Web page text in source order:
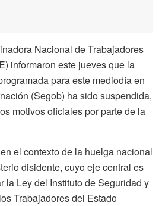
Nacional de Trabajadores
informaron este jueves que la
para este mediodía en
(Segob) ha sido suspendida,
motivos oficiales por parte de la
el contexto de la huelga nacional
disidente, cuyo eje central es
la Ley del Instituto de Seguridad y
Trabajadores del Estado